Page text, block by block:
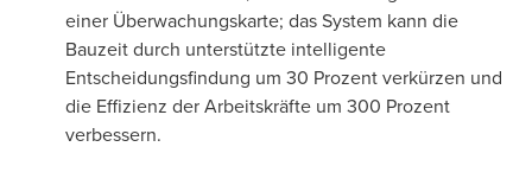
einer Überwachungskarte; das System kann die
Bauzeit durch unterstützte intelligente
Entscheidungsfindung um 30 Prozent verkürzen und
die Effizienz der Arbeitskräfte um 300 Prozent
verbessern.